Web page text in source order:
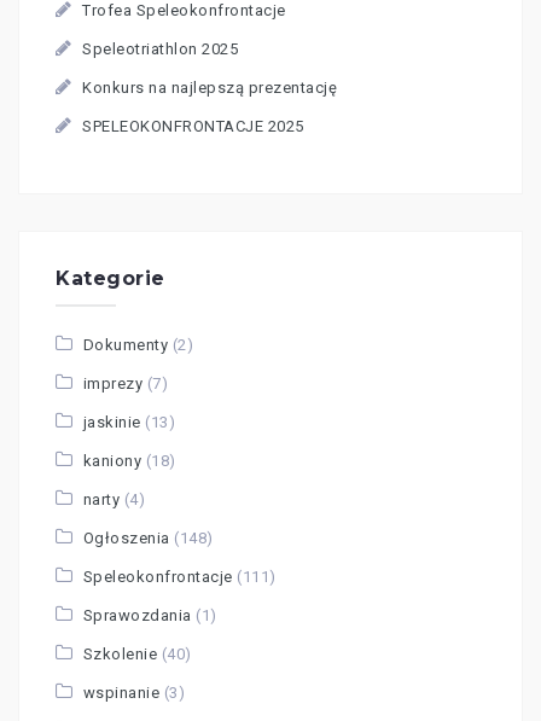
Trofea Speleokonfrontacje
Speleotriathlon 2025
Konkurs na najlepszą prezentację
SPELEOKONFRONTACJE 2025
Kategorie
Dokumenty (2)
imprezy (7)
jaskinie (13)
kaniony (18)
narty (4)
Ogłoszenia (148)
Speleokonfrontacje (111)
Sprawozdania (1)
Szkolenie (40)
wspinanie (3)